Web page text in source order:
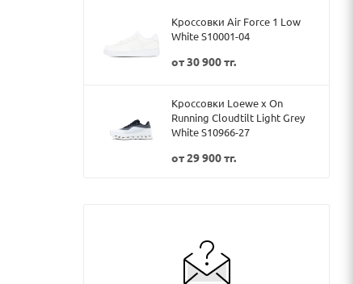
Кроссовки Air Force 1 Low
White S10001-04
от30 900 тг.
Кроссовки Loewe x On
Running Cloudtilt Light Grey
White S10966-27
от29 900 тг.